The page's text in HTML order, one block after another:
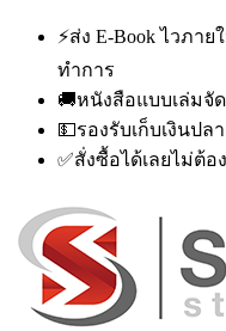
⚡ส่ง E-Book ไวภา
ทำการ
🚚หนังสือแบบเล่มจั
💵รองรับเก็บเงินปล
✅สั่งซื้อได้เลยไม่ต้